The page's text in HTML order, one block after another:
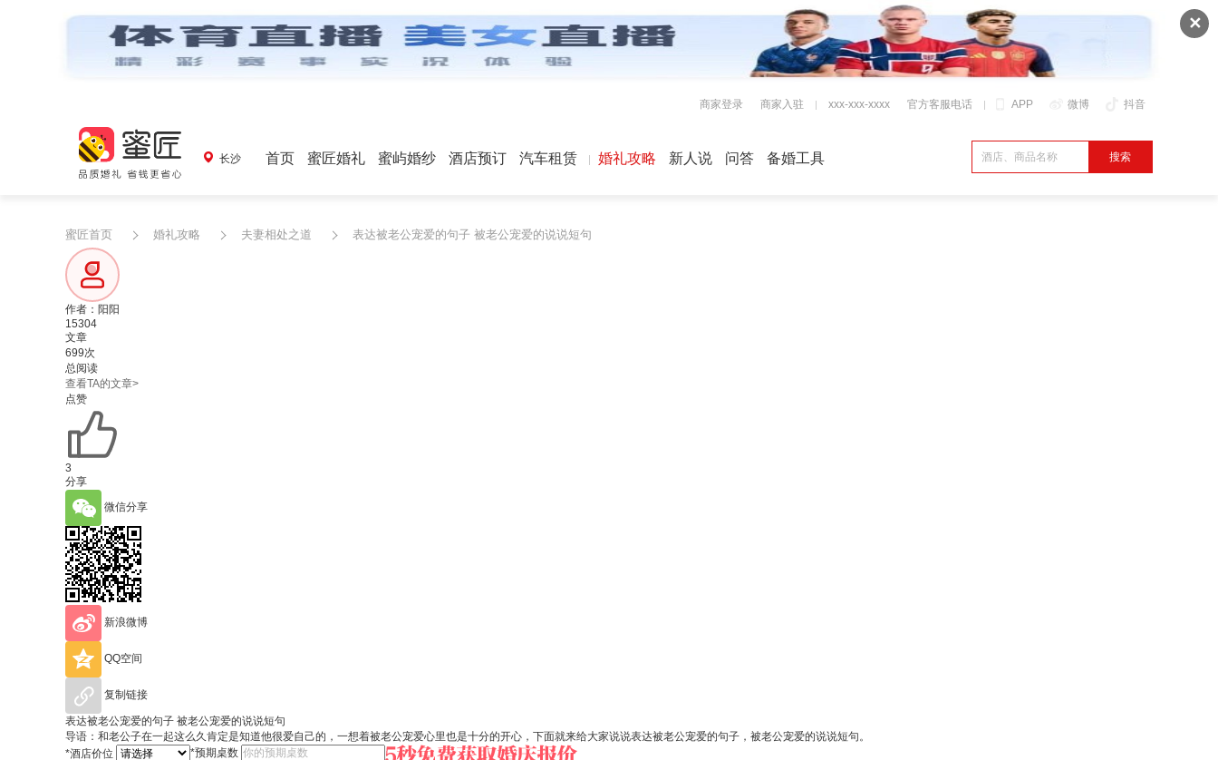
✕
APP 微博 抖音
商家登录 商家入驻 xxx-xxx-xxxx 官方客服电话
长沙 首页 蜜匠婚礼 蜜屿婚纱 酒店预订 汽车租赁 婚礼攻略 新人说 问答 备婚工具
蜜匠首页 婚礼攻略 夫妻相处之道 表达被老公宠爱的句子 被老公宠爱的说说短句
作者：阳阳
15304
文章
699次
总阅读
查看TA的文章>
点赞
3
分享
微信分享
新浪微博
QQ空间
复制链接
表达被老公宠爱的句子 被老公宠爱的说说短句
导语：和老公子在一起这么久肯定是知道他很爱自己的，一想着被老公宠爱心里也是十分的开心，下面就来给大家说说表达被老公宠爱的句子，被老公宠爱的说说短句。
*酒店价位
*预期桌数